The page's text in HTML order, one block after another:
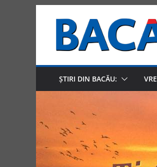
content
ȘTIRI DIN BACĂU: